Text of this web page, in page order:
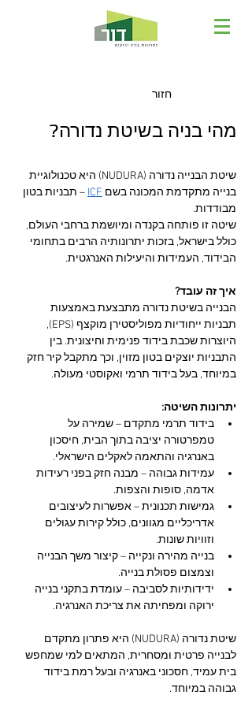
חזור
מהי בניה בשיטת נדורה?
שיטת הבנייה נדורה (NUDURA) היא טכנולוגיית
בנייה מתקדמת המכונה בשם ICF – תבניות בטון
מבודדות.
שיטה זו פותחה בקנדה ומיושמת ברחבי העולם,
כולל בישראל, בזכות יתרונותיה הרבים בתחומי
הבידוד, העמידות והיעילות האנרגטית.
איך זה עובד?
הבנייה בשיטת נדורה מתבצעת באמצעות
תבניות ייחודיות מפוליסטירן מוקצף (EPS),
היוצרות שכבת בידוד פנימית וחיצונית. בין
התבניות יוצקים בטון מזוין, וכך מתקבל קיר חזק
במיוחד, בעל בידוד תרמי ואקוסטי מעולה.
יתרונות השיטה:
בידוד תרמי מתקדם – שמירה על
טמפרטורה יציבה בתוך הבית, חיסכון
באנרגיה והתאמה לאקלים הישראלי.
עמידות גבוהה – מבנה חזק בפני רעידות
אדמה, סופות והצפות.
גמישות תכנונית – אפשרות לעיצובים
אדריכליים מגוונים, כולל קירות עגולים
וזוויות שונות.
בנייה מהירה ונקייה – קיצור משך הבנייה
וצמצום פסולת בנייה.
ידידותיות לסביבה – עומדת בתקני בנייה
ירוקה ומפחיתה את צריכת האנרגיה.
שיטת נדורה (NUDURA) היא פתרון מתקדם
לבנייה פרטית ומסחרית, המתאים למי שמחפש
בית עמיד, חסכוני באנרגיה ובעל רמת בידוד
גבוהה במיוחד.